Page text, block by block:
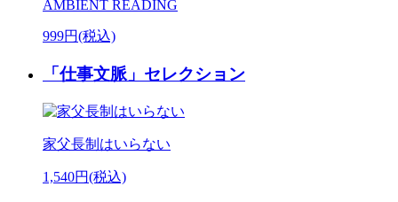
AMBIENT READING
999円(税込)
「仕事文脈」セレクション
家父長制はいらない
1,540円(税込)